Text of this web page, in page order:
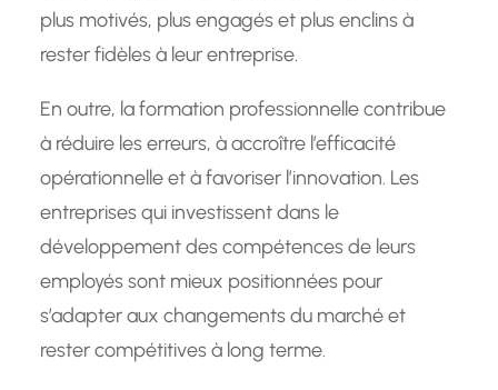
plus motivés, plus engagés et plus enclins à
rester fidèles à leur entreprise.
En outre, la formation professionnelle contribue
à réduire les erreurs, à accroître l’efficacité
opérationnelle et à favoriser l’innovation. Les
entreprises qui investissent dans le
développement des compétences de leurs
employés sont mieux positionnées pour
s’adapter aux changements du marché et
rester compétitives à long terme.